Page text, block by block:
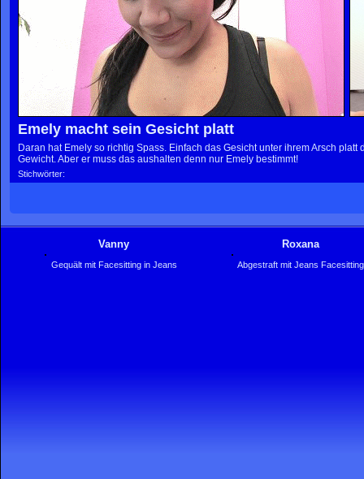
Emely macht sein Gesicht platt
Daran hat Emely so richtig Spass. Einfach das Gesicht unter ihrem Arsch
Gewicht. Aber er muss das aushalten denn nur Emely bestimmt!
Stichwörter:
Vanny
Gequält mit Facesitting in Jeans
Roxana
Abgestraft mit Jeans Facesitting